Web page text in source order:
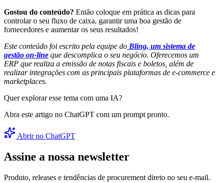
Gostou do conteúdo? Então coloque em prática as dicas para
controlar o seu fluxo de caixa, garantir uma boa gestão de
fornecedores e aumentar os seus resultados!
Este conteúdo foi escrito pela equipe do Bling, um sistema de
gestão on-line que descomplica o seu negócio. Oferecemos um
ERP que realiza a emissão de notas fiscais e boletos, além de
realizar integrações com as principais plataformas de e-commerce e
marketplaces.
Quer explorar esse tema com uma IA?
Abra este artigo no ChatGPT com um prompt pronto.
Abrir no ChatGPT
Assine a nossa newsletter
Produto, releases e tendências de procurement direto no seu e-mail.